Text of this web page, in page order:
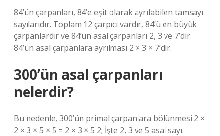
84’ün çarpanları, 84’e eşit olarak ayrılabilen tamsayı
sayılarıdır. Toplam 12 çarpıcı vardır, 84’ü en büyük
çarpanlardır ve 84’ün asal çarpanları 2, 3 ve 7’dir.
84’ün asal çarpanlara ayrılması 2 × 3 × 7’dir.
300’ün asal çarpanları
nelerdir?
Bu nedenle, 300’ün primal çarpanlara bölünmesi 2 ×
2 × 3 × 5 × 5 = 2 × 3 × 5 2; İşte 2, 3 ve 5 asal sayı.